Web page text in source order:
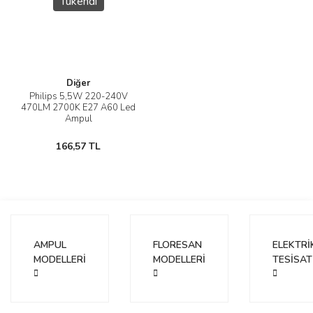
Diğer
Philips 5,5W 220-240V
470LM 2700K E27 A60 Led
Ampul
166,57 TL
AMPUL
MODELLERİ
FLORESAN
MODELLERİ
TESİSAT